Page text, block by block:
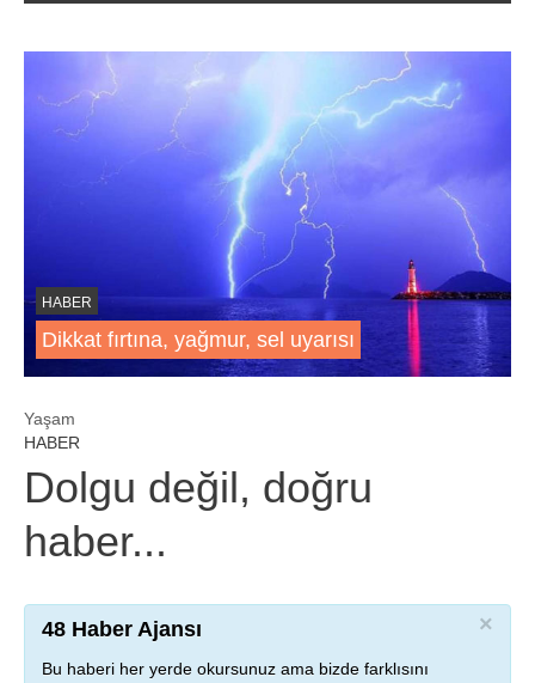
HABER
Dikkat fırtına, yağmur, sel uyarısı
Yaşam
HABER
Dolgu değil, doğru
haber...
×
48 Haber Ajansı
Bu haberi her yerde okursunuz ama bizde farklısını